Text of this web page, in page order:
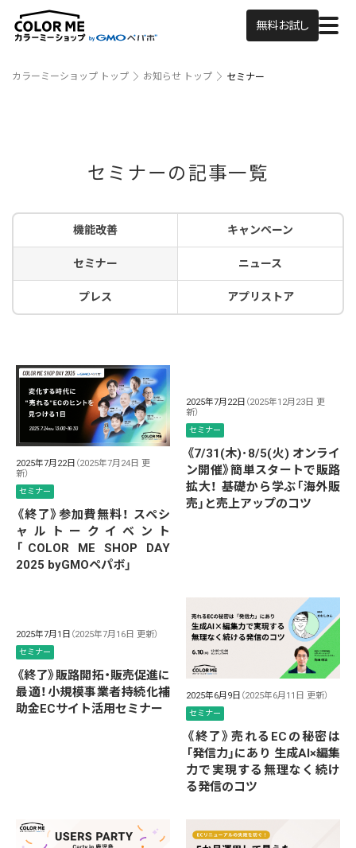
無料お試し
カラーミーショップ トップ お知らせ トップ セミナー
セミナーの記事一覧
機能改善 キャンペーン
セミナー ニュース
プレス アプリストア
2025年7月22日 （2025年7月24日 更
新）
セミナー
《終了》参加費無料！ スペシ
ャルトークイベント
「COLOR ME SHOP DAY
2025 byGMOペパボ」
2025年7月22日 （2025年12月23日 更
新）
セミナー
《7/31(木)･8/5(火) オンライ
ン開催》簡単スタートで販路
拡大！ 基礎から学ぶ「海外販
売」と売上アップのコツ
2025年7月1日 （2025年7月16日 更新）
セミナー
《終了》販路開拓・販売促進に
最適！小規模事業者持続化補
助金ECサイト活用セミナー
2025年6月9日 （2025年6月11日 更新）
セミナー
《終了》売れるECの秘密は
「発信力」にあり 生成AI×編集
力で実現する無理なく続け
る発信のコツ